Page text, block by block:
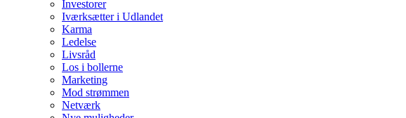
Investorer
Iværksætter i Udlandet
Karma
Ledelse
Livsråd
Los i bollerne
Marketing
Mod strømmen
Netværk